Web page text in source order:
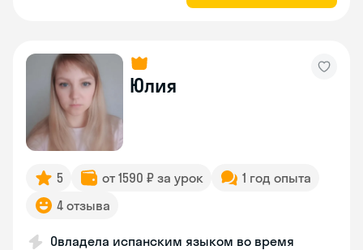
Юлия
5 от 1590 ₽ за урок
1 год опыта
4 отзыва
Овладела испанским языком во время